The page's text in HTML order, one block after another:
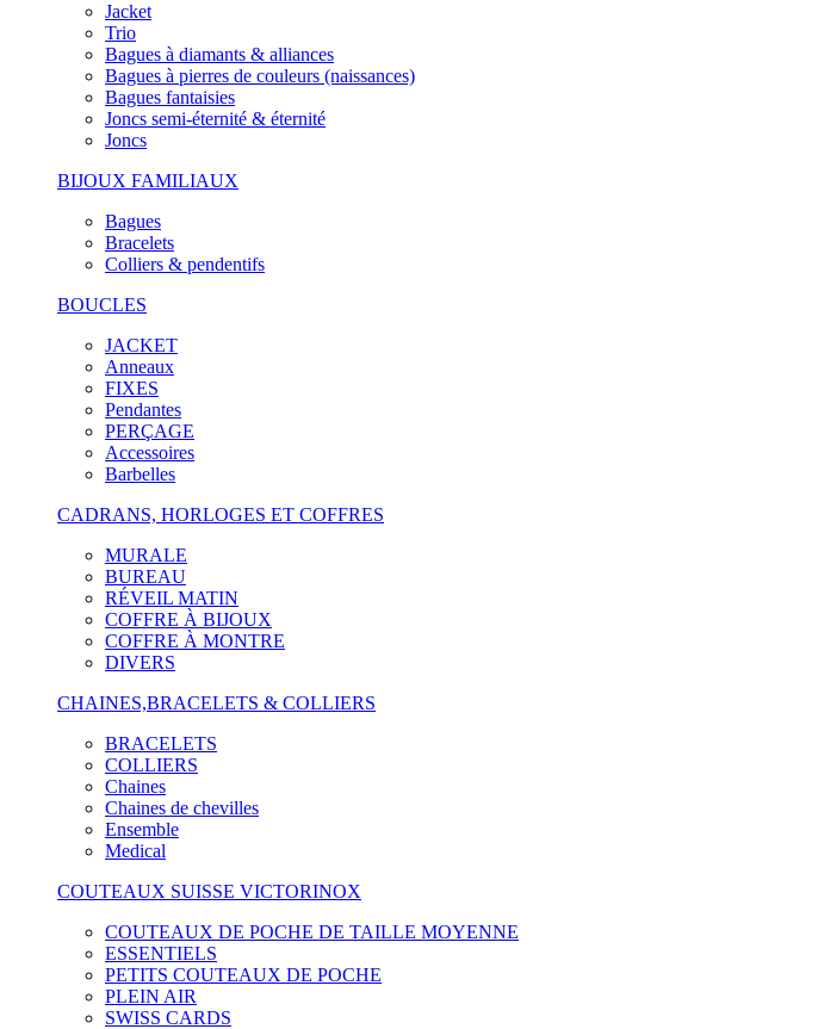
Jacket
Trio
Bagues à diamants & alliances
Bagues à pierres de couleurs (naissances)
Bagues fantaisies
Joncs semi-éternité & éternité
Joncs
BIJOUX FAMILIAUX
Bagues
Bracelets
Colliers & pendentifs
BOUCLES
JACKET
Anneaux
FIXES
Pendantes
PERÇAGE
Accessoires
Barbelles
CADRANS, HORLOGES ET COFFRES
MURALE
BUREAU
RÉVEIL MATIN
COFFRE À BIJOUX
COFFRE À MONTRE
DIVERS
CHAINES,BRACELETS & COLLIERS
BRACELETS
COLLIERS
Chaines
Chaines de chevilles
Ensemble
Medical
COUTEAUX SUISSE VICTORINOX
COUTEAUX DE POCHE DE TAILLE MOYENNE
ESSENTIELS
PETITS COUTEAUX DE POCHE
PLEIN AIR
SWISS CARDS